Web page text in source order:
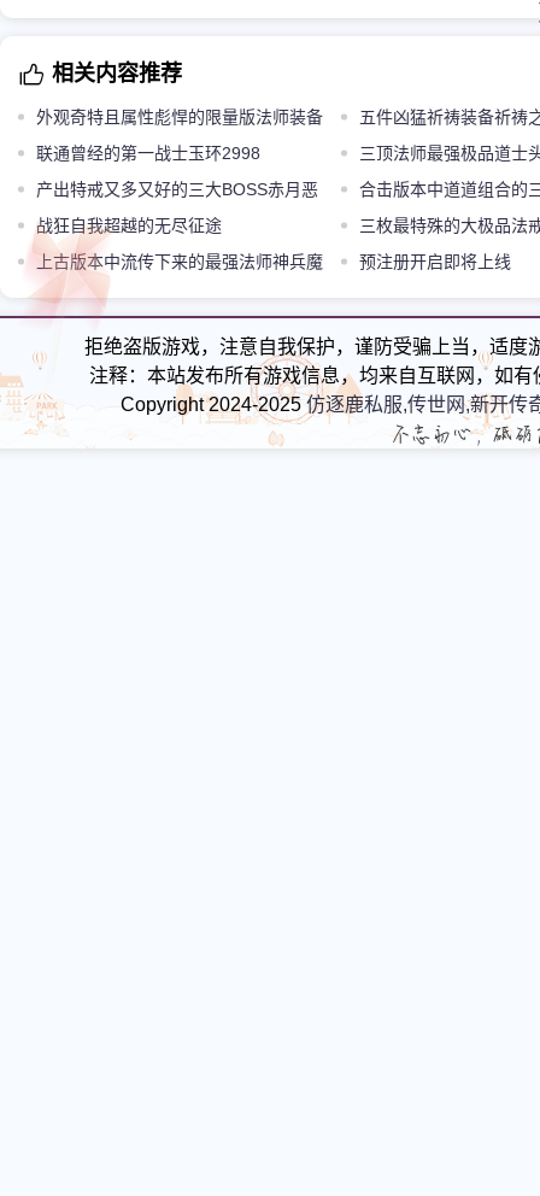
相关内容推荐
外观奇特且属性彪悍的限量版法师装备
混世手镯
五件凶猛祈祷装备祈祷
联通曾经的第一战士玉环2998
三顶法师最强极品道士
6道头属性逆天
产出特戒又多又好的三大BOSS赤月恶
魔才是王者
合击版本中道道组合的
战狂自我超越的无尽征途
三枚最特殊的大极品法
易穿戴
上古版本中流传下来的最强法师神兵魔
24血饮
预注册开启即将上线
拒绝盗版游戏，注意自我保护，谨防受骗上当，适
注释：本站发布所有游戏信息，均来自互联网，如
Copyright 2024-2025仿逐鹿私服,传世网,新开传